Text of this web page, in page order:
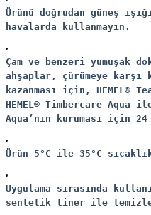
Ürünü doğrudan güneş
havalarda kullanmayın.
Çam ve benzeri yumuşak
ahşaplar, çürümeye karşı
kazanması için, HEMEL®
HEMEL® Timbercare Aqua
Aqua’nın kuruması için
Ürün 5°C ile 35°C
Uygulama sırasında
sentetik tiner ile